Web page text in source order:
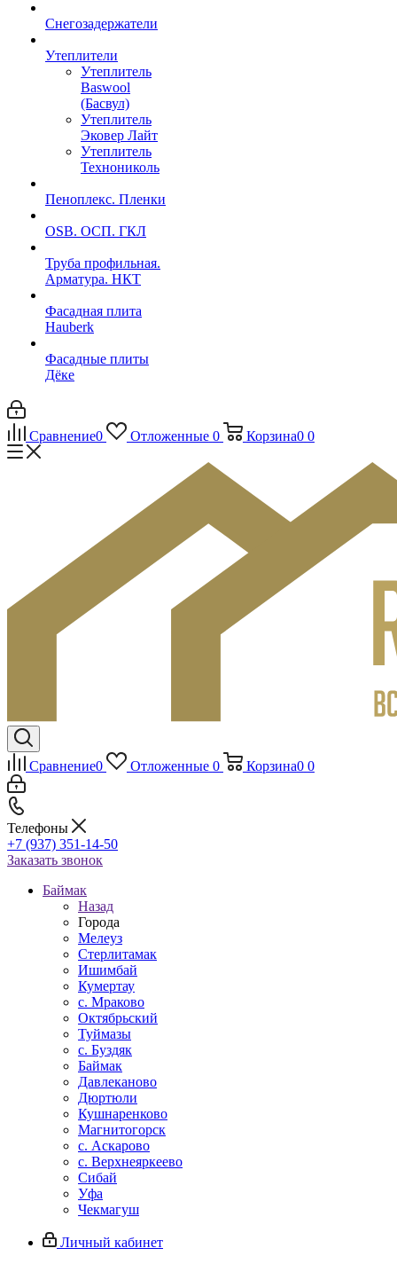
Снегозадержатели
Утеплители
Утеплитель
Baswool
(Басвул)
Утеплитель
Эковер Лайт
Утеплитель
Технониколь
Пеноплекс. Пленки
OSB. ОСП. ГКЛ
Труба профильная.
Арматура. НКТ
Фасадная плита
Hauberk
Фасадные плиты
Дёке
Сравнение0 Отложенные 0 Корзина0 0
Сравнение0 Отложенные 0 Корзина0 0
Телефоны
+7 (937) 351-14-50
Заказать звонок
Баймак
Назад
Города
Мелеуз
Стерлитамак
Ишимбай
Кумертау
c. Мраково
Октябрьский
Туймазы
c. Буздяк
Баймак
Давлеканово
Дюртюли
Кушнаренково
Магнитогорск
с. Аскарово
с. Верхнеяркеево
Сибай
Уфа
Чекмагуш
Личный кабинет